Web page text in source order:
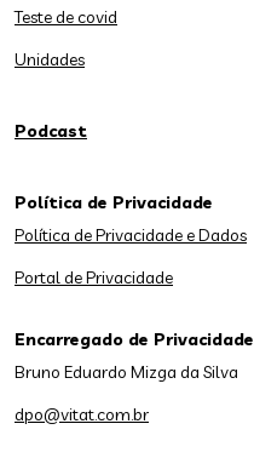
Teste de covid
Unidades
Podcast
Política de Privacidade
Política de Privacidade e Dados
Portal de Privacidade
Encarregado de Privacidade
Bruno Eduardo Mizga da Silva
dpo@vitat.com.br